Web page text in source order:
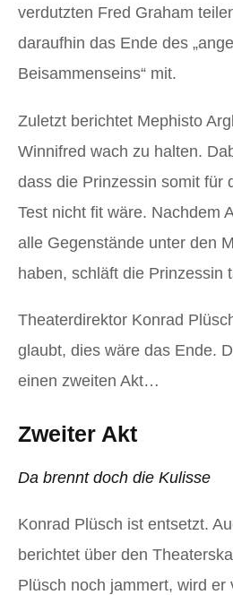
verdutzten Fred Graham
daraufhin das Ende des
Beisammenseins“ mit.
Zuletzt berichtet Mephisto
Winnifred wach zu halten.
dass die Prinzessin somit für
Test nicht fit wäre. Nachdem
alle Gegenstände unter den
haben, schläft die Prinzessin
Theaterdirektor Konrad
glaubt, dies wäre das Ende.
einen zweiten Akt…
Zweiter Akt
Da brennt doch die Kulisse
Konrad Plüsch ist entsetzt.
berichtet über den
Plüsch noch jammert, wird er